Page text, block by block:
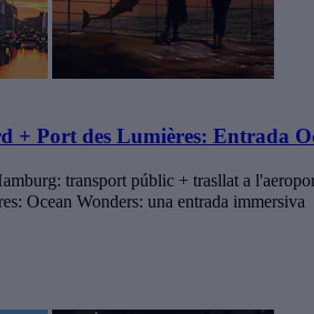
+ Port des Lumières: Entrada
transport públic + trasllat a
Ocean Wonders: una entrada immersiva